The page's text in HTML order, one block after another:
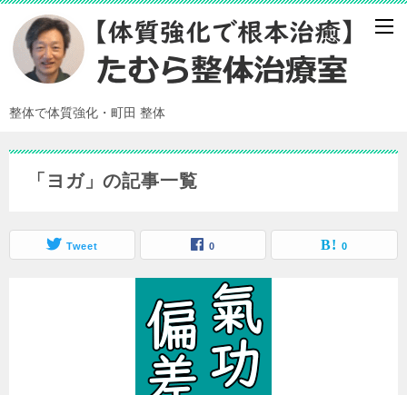
整体で体質強化・町田 整体
「ヨガ」の記事一覧
Tweet 0 0